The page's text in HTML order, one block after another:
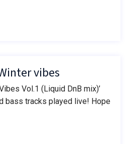
vibes
Vol.1 (Liquid DnB mix)’
bass tracks played live! Hope